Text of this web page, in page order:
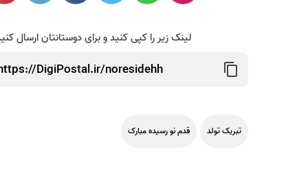
لینک زیر را کپی کنید و برای دوستانتان ارسال
تبریک تولد قدم نو رسیده مبارک